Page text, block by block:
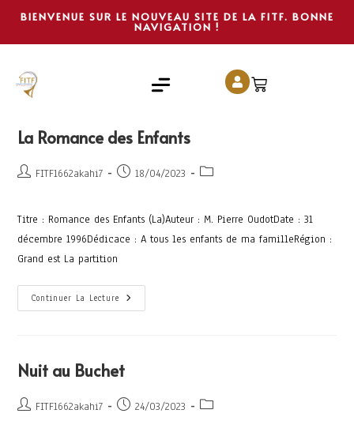
BIENVENUE SUR LE NOUVEAU SITE DE LA FITF. BONNE
NAVIGATION !
La Romance des Enfants
FITF1662akahi7 18/04/2023
Titre : Romance des Enfants (La)Auteur : M. Pierre OudotDate : 31
décembre 1996Dédicace : A tous les enfants de ma familleRégion :
Grand est La partition
Continuer La Lecture
Nuit au Buchet
FITF1662akahi7 24/03/2023